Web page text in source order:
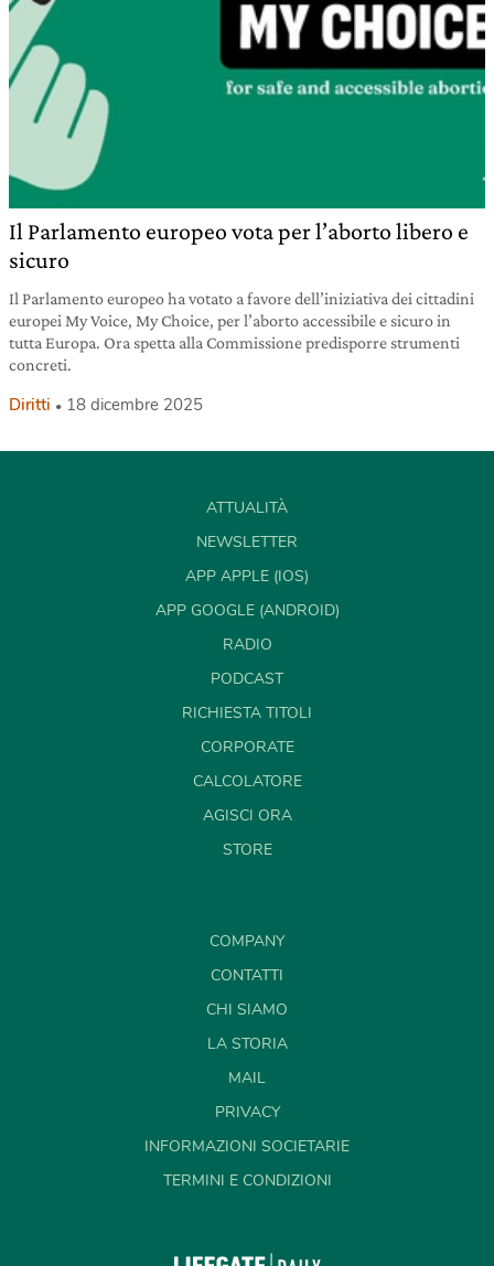
Il Parlamento europeo vota per l’aborto libero e
sicuro
Il Parlamento europeo ha votato a favore dell’iniziativa dei cittadini
europei My Voice, My Choice, per l’aborto accessibile e sicuro in
tutta Europa. Ora spetta alla Commissione predisporre strumenti
concreti.
Diritti 18 dicembre 2025
ATTUALITÀ
NEWSLETTER
APP APPLE (IOS)
APP GOOGLE (ANDROID)
RADIO
PODCAST
RICHIESTA TITOLI
CORPORATE
CALCOLATORE
AGISCI ORA
STORE
COMPANY
CONTATTI
CHI SIAMO
LA STORIA
MAIL
PRIVACY
INFORMAZIONI SOCIETARIE
TERMINI E CONDIZIONI